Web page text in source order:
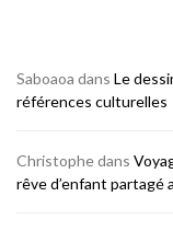
Saboaoa dans Le
références culturelles
Christophedans
rêve d’enfant partagé